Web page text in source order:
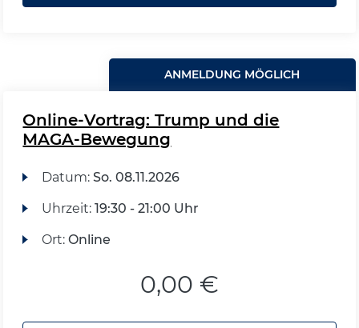
ANMELDUNG MÖGLICH
Online-Vortrag: Trump und die
MAGA-Bewegung
Datum: So. 08.11.2026
Uhrzeit: 19:30 - 21:00 Uhr
Ort: Online
0,00 €